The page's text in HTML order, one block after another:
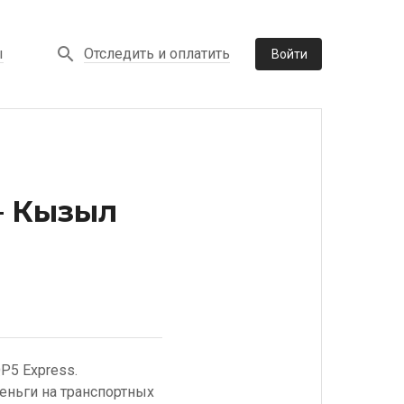
Отследить и оплатить Войти
Кызыл
Express.
на транспортных